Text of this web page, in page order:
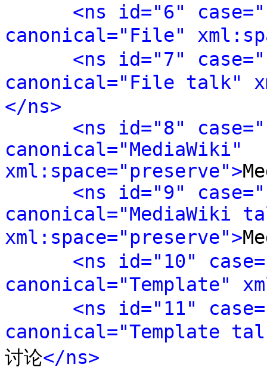
<ns id="6"
canonical="File"
<ns id="7"
canonical="File talk"
</ns>
<ns id="8"
canonical="MediaWiki"
xml:space="preserve">
<ns id="9"
canonical="MediaWiki
xml:space="preserve">
<ns id="10"
canonical="Template"
<ns id="11"
canonical="Template
讨论</ns>